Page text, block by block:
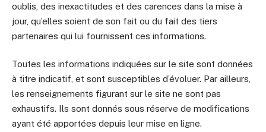
oublis, des inexactitudes et des carences dans la mise à
jour, qu’elles soient de son fait ou du fait des tiers
partenaires qui lui fournissent ces informations.
Toutes les informations indiquées sur le site sont données
à titre indicatif, et sont susceptibles d’évoluer. Par ailleurs,
les renseignements figurant sur le site ne sont pas
exhaustifs. Ils sont donnés sous réserve de modifications
ayant été apportées depuis leur mise en ligne.